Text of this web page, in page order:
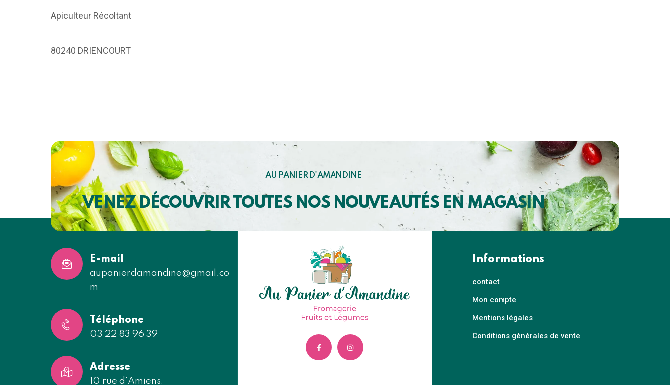
Apiculteur Récoltant
80240 DRIENCOURT
AU PANIER D'AMANDINE
VENEZ DÉCOUVRIR TOUTES NOS NOUVEAUTÉS EN MAGASIN
E-mail
aupanierdamandine@gmail.co
m
Téléphone
03 22 83 96 39
Adresse
10 rue d'Amiens,
Informations
contact
Mon compte
Mentions légales
Conditions générales de vente